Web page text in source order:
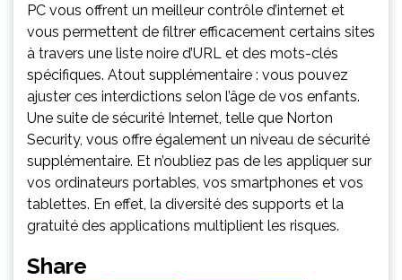
PC vous offrent un meilleur contrôle d’internet et
vous permettent de filtrer efficacement certains sites
à travers une liste noire d’URL et des mots-clés
spécifiques. Atout supplémentaire : vous pouvez
ajuster ces interdictions selon l’âge de vos enfants.
Une suite de sécurité Internet, telle que Norton
Security, vous offre également un niveau de sécurité
supplémentaire. Et n’oubliez pas de les appliquer sur
vos ordinateurs portables, vos smartphones et vos
tablettes. En effet, la diversité des supports et la
gratuité des applications multiplient les risques.
Share